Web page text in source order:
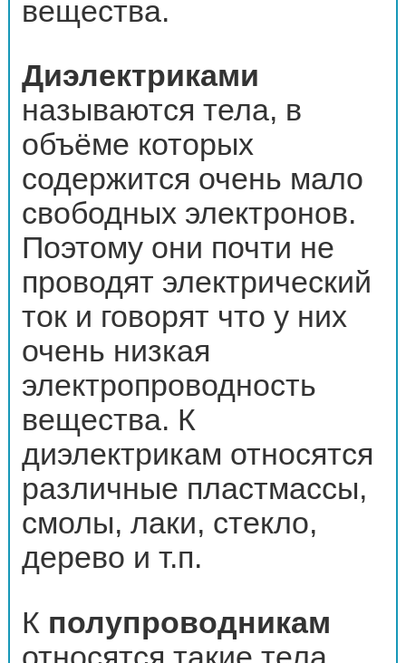
вещества.
Диэлектриками
называются тела, в
объёме которых
содержится очень мало
свободных электронов.
Поэтому они почти не
проводят электрический
ток и говорят что у них
очень низкая
электропроводность
вещества. К
диэлектрикам относятся
различные пластмассы,
смолы, лаки, стекло,
дерево и т.п.
К полупроводникам